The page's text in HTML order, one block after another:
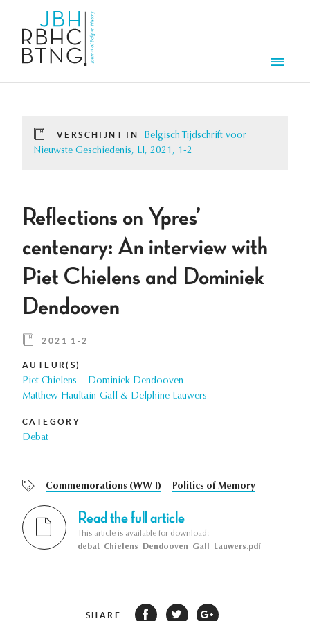
VERSCHIJNT IN
Belgisch Tijdschrift voor
Nieuwste Geschiedenis, LI, 2021, 1-2
Reflections on Ypres’
centenary: An interview with
Piet Chielens and Dominiek
Dendooven
2021 1-2
AUTEUR(S)
Piet Chielens
Dominiek Dendooven
Matthew Haultain-Gall & Delphine Lauwers
CATEGORY
Debat
Commemorations (WW I) Politics of Memory
Read the full article
This article is available for download:
debat_Chielens_Dendooven_Gall_Lauwers.pdf
SHARE